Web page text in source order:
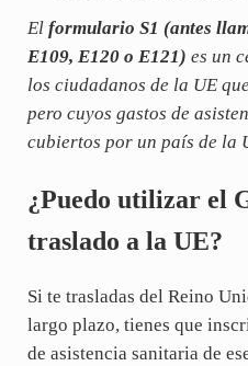
El formulario S1 (antes
E109, E120 o E121) es un
los ciudadanos de la UE
pero cuyos gastos de
cubiertos por un país de la
¿Puedo utilizar el
traslado a la UE?
Si te trasladas del Reino
largo plazo, tienes que
de asistencia sanitaria de